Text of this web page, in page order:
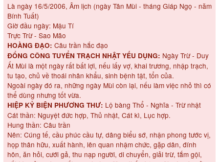
Là ngày 16/5/2006, Âm lịch (ngày Tân Mùi - tháng Giáp Ngọ - năm
Bính Tuất)
Giờ đầu ngày: Mậu Tí
Trực Trừ - Sao Mão
HOÀNG ĐẠO: Câu trần hắc đạo
ĐỔNG CÔNG TUYỂN TRẠCH NHẬT YẾU DỤNG: Ngày Trừ - Duy
Ất Mùi là một ngày rất bất lợi, nếu lấy vợ, khai trương, nhập trạch,
tu tạo, chủ về thoái nhân khẩu, sinh bệnh tật, tổn của.
Ngoài ngày đó ra, những ngày Mùi còn lại, nếu làm việc nhỏ thì có
thể dùng nhưng tốt vừa.
HIỆP KỶ BIỆN PHƯƠNG THƯ: Lộ bàng Thổ - Nghĩa - Trừ nhật
Cát thần: Nguyệt đức hợp, Thủ nhật, Cát kì, Lục hợp.
Hung thần: Câu trần
Nên: Cúng tế, cầu phúc cầu tự, dâng biểu sớ, nhận phong tước vị,
họp thân hữu, xuất hành, lên quan nhậm chức, gặp dân, đính
hôn, ăn hỏi, cưới gả, thu nạp người, di chuyển, giải trừ, tắm gội,